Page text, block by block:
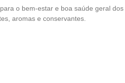
o bem-estar e boa saúde geral
aromas e conservantes.